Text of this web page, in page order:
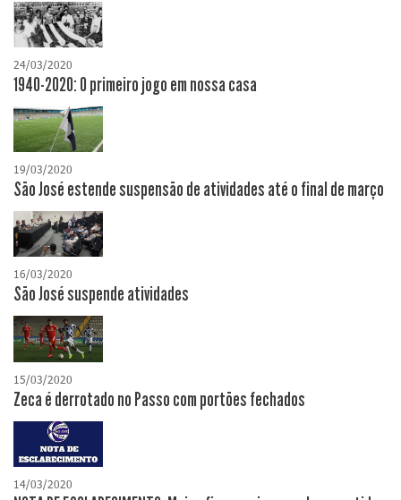
24/03/2020
1940-2020: O primeiro jogo em nossa casa
19/03/2020
São José estende suspensão de atividades até o final de março
16/03/2020
São José suspende atividades
15/03/2020
Zeca é derrotado no Passo com portões fechados
14/03/2020